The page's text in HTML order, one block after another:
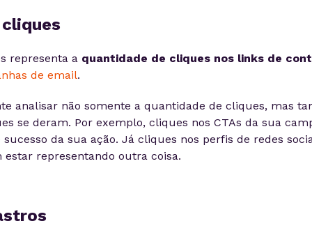
representa a quantidade de cliques nos links de
de email.
analisar não somente a quantidade de cliques, mas
se deram. Por exemplo, cliques nos CTAs da sua
da sua ação. Já cliques nos perfis de redes
estar representando outra coisa.